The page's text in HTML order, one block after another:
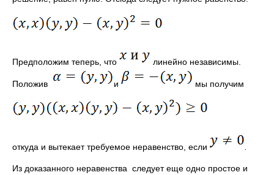
Предположим теперь, что линейно независимы.
Положив и мы получим
откуда и вытекает требуемое неравенство, если
Из доказанного неравенства следует еще одно простое и